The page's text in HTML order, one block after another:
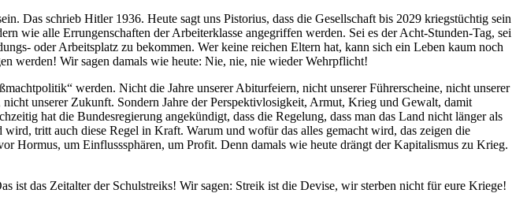
Das schrieb Hitler 1936. Heute sagt uns Pistorius, dass die Gesellschaft bis 2029 kriegstüchtig sein
wie alle Errungenschaften der Arbeiterklasse angegriffen werden. Sei es der Acht-Stunden-Tag, sei
oder Arbeitsplatz zu bekommen. Wer keine reichen Eltern hat, kann sich ein Leben kaum noch
werden! Wir sagen damals wie heute: Nie, nie, nie wieder Wehrpflicht!
werden. Nicht die Jahre unserer Abiturfeiern, nicht unserer Führerscheine, nicht unserer
unserer Zukunft. Sondern Jahre der Perspektivlosigkeit, Armut, Krieg und Gewalt, damit
hat die Bundesregierung angekündigt, dass die Regelung, dass man das Land nicht länger als
tritt auch diese Regel in Kraft. Warum und wofür das alles gemacht wird, das zeigen die
Hormus, um Einflusssphären, um Profit. Denn damals wie heute drängt der Kapitalismus zu Krieg.
ist das Zeitalter der Schulstreiks! Wir sagen: Streik ist die Devise, wir sterben nicht für eure Kriege!